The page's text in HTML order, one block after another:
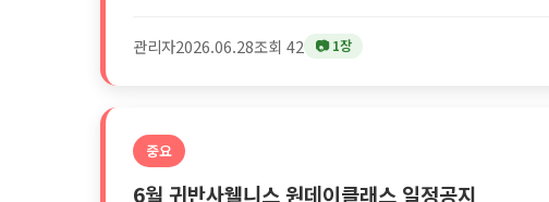
관리자2026.06.28조회 42 📷 1장
중요
6월 귀반사웰니스 원데이클래스 일정공지